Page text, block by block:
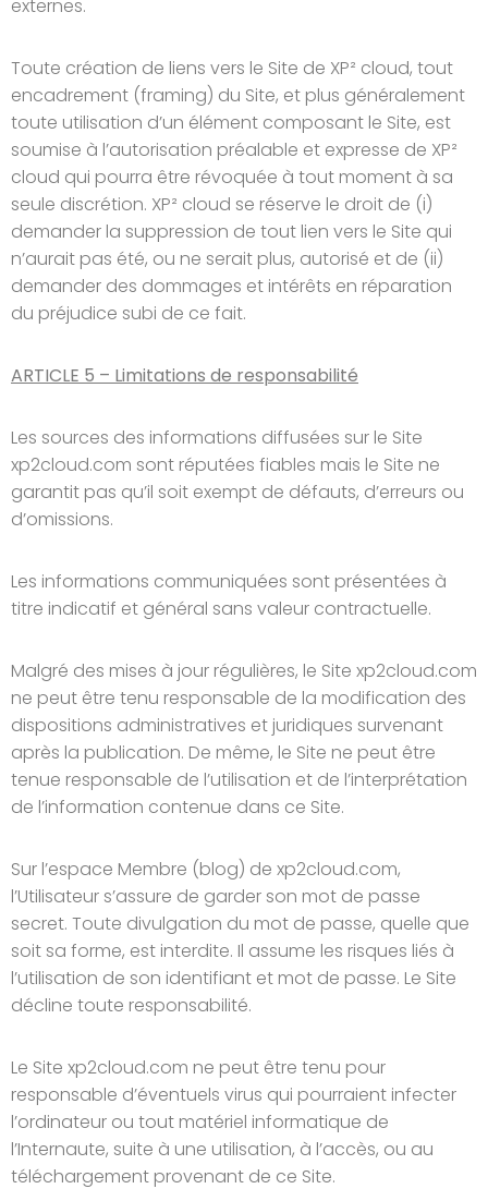
externes.
Toute création de liens vers le Site de XP² cloud, tout
encadrement (framing) du Site, et plus généralement
toute utilisation d’un élément composant le Site, est
soumise à l’autorisation préalable et expresse de XP²
cloud qui pourra être révoquée à tout moment à sa
seule discrétion. XP² cloud se réserve le droit de (i)
demander la suppression de tout lien vers le Site qui
n’aurait pas été, ou ne serait plus, autorisé et de (ii)
demander des dommages et intérêts en réparation
du préjudice subi de ce fait.
ARTICLE 5 – Limitations de responsabilité
Les sources des informations diffusées sur le Site
xp2cloud.com sont réputées fiables mais le Site ne
garantit pas qu’il soit exempt de défauts, d’erreurs ou
d’omissions.
Les informations communiquées sont présentées à
titre indicatif et général sans valeur contractuelle.
Malgré des mises à jour régulières, le Site xp2cloud.com
ne peut être tenu responsable de la modification des
dispositions administratives et juridiques survenant
après la publication. De même, le Site ne peut être
tenue responsable de l’utilisation et de l’interprétation
de l’information contenue dans ce Site.
Sur l’espace Membre (blog) de xp2cloud.com,
l’Utilisateur s’assure de garder son mot de passe
secret. Toute divulgation du mot de passe, quelle que
soit sa forme, est interdite. Il assume les risques liés à
l’utilisation de son identifiant et mot de passe. Le Site
décline toute responsabilité.
Le Site xp2cloud.com ne peut être tenu pour
responsable d’éventuels virus qui pourraient infecter
l’ordinateur ou tout matériel informatique de
l’Internaute, suite à une utilisation, à l’accès, ou au
téléchargement provenant de ce Site.